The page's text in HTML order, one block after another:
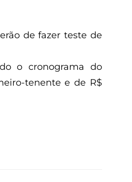
de fazer teste de
o cronograma do
tenente e de R$